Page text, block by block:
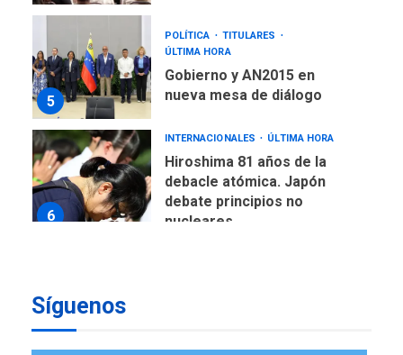
5
POLÍTICA
TITULARES
ÚLTIMA HORA
Gobierno y AN2015 en
nueva mesa de diálogo
6
INTERNACIONALES ÚLTIMA HORA
Hiroshima 81 años de la
debacle atómica. Japón
debate principios no
nucleares
7
Síguenos